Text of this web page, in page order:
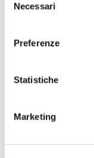
delNecessari
Preferenze
Statistiche
Marketing